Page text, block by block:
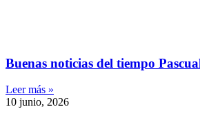
Buenas noticias del tiempo
Leer más »
10 junio, 2026